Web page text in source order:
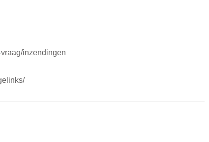
inzendingen